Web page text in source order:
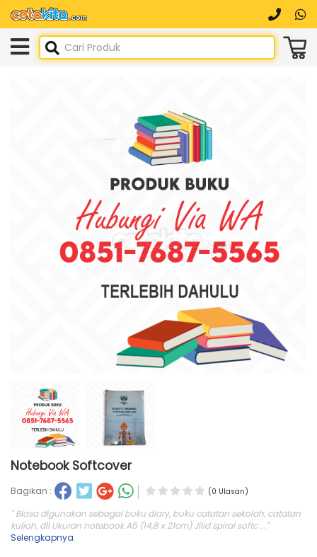
Notebook Softcover
Bagikan : (0 Ulasan)
" Biasa digunakan sebagai buku diary, buku catatan sekolah, catatan
kuliah, dll Ukuran notebook A5 (14,8 x 21cm) Jilid spiral softc ..."
Selengkapnya.